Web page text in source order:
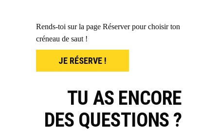
Rends-toi sur la page Réserver pour choisir ton
créneau de saut !
JE RÉSERVE !
TU AS ENCORE
DES QUESTIONS ?